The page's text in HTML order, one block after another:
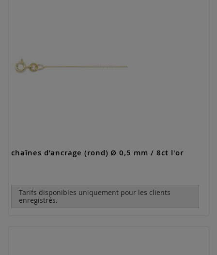
chaînes d’ancrage (rond) Ø 0,5 mm / 8ct l'or
Tarifs disponibles uniquement pour les clients
enregistrés.